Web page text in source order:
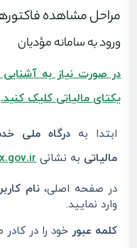
مراحل مشاهده
ورود به سامانه مؤدیان
در صورت نیاز به
یکتای مالیاتی کلیک کنید.
ابتدا به درگاه ملی
مالیاتی به نشانی
در صفحه اصلی،نام
وارد نمایید.
کلمه عبور خود را در کادر